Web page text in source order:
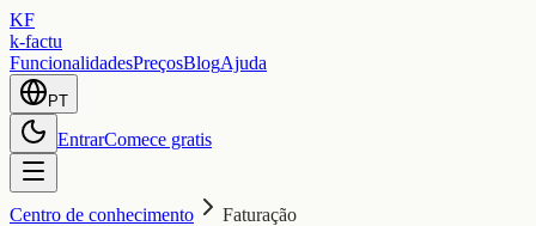
KF
k-factu
FuncionalidadesPreçosBlogAjuda
PT
EntrarComece gratis
Centro de conhecimento
Faturação